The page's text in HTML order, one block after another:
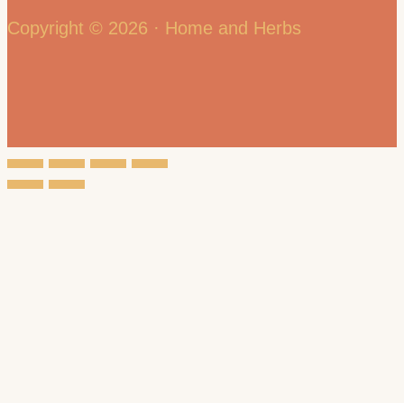
Copyright © 2026 · Home and Herbs